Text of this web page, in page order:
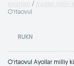
kiyimlari
Ayollar milliy
Oʻrtaovul
RUKN